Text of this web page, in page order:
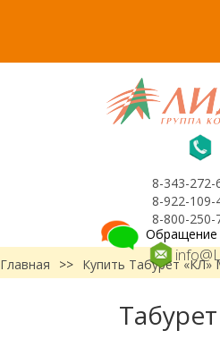
8-343-272-
8-922-109-
8-800-250-
Обращение
Главная
>> Купить Табурет «КЛ»